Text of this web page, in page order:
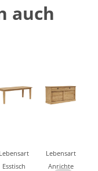
auch
Lebensart
Esstisch
Lebensart
Anrichte